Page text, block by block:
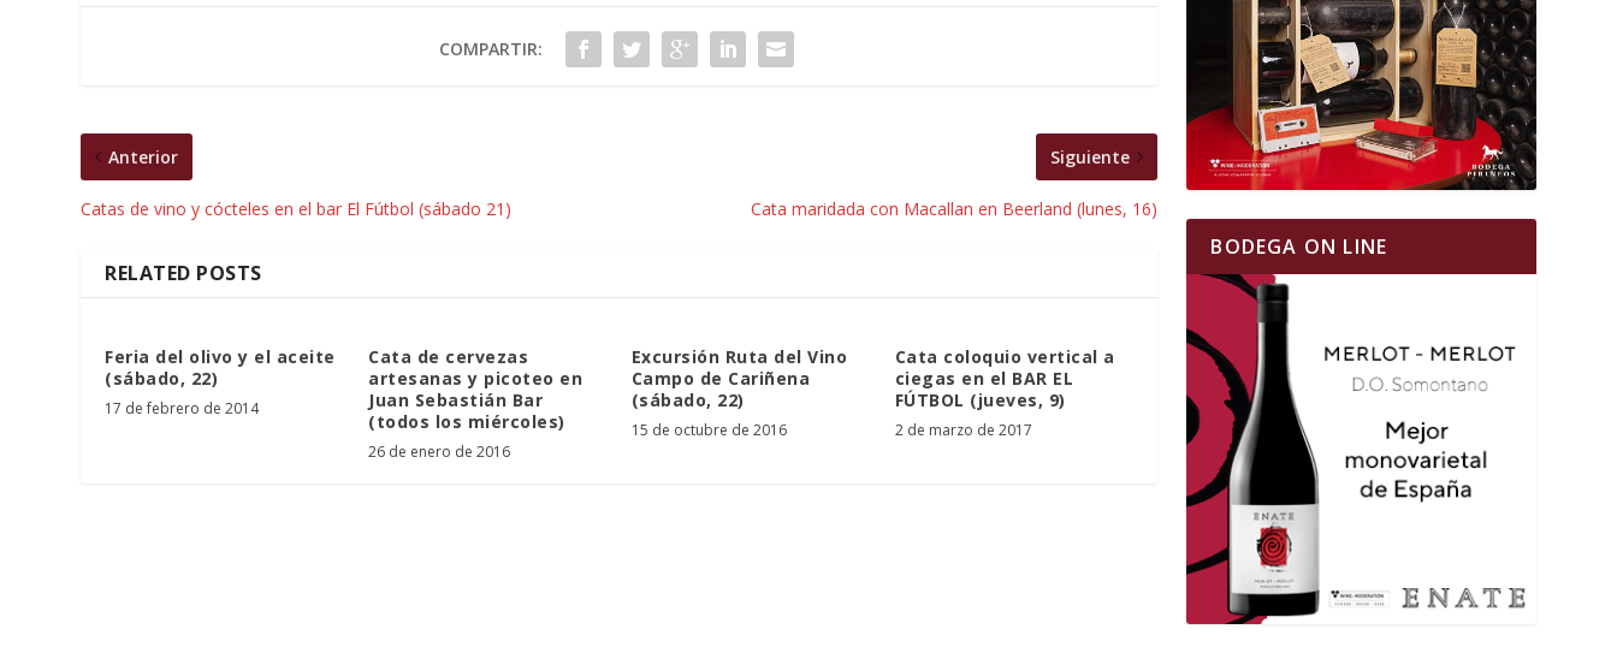
COMPARTIR:
Anterior
Catas de vino y cócteles en el bar El Fútbol (sábado 21)
Siguiente
Cata maridada con Macallan en Beerland (lunes, 16)
RELATED POSTS
Feria del olivo y el aceite
(sábado, 22)
17 de febrero de 2014
Cata de cervezas
artesanas y picoteo en
Juan Sebastián Bar
(todos los miércoles)
26 de enero de 2016
Excursión Ruta del Vino
Campo de Cariñena
(sábado, 22)
15 de octubre de 2016
Cata coloquio vertical a
ciegas en el BAR EL
FÚTBOL (jueves, 9)
2 de marzo de 2017
BODEGA ON LINE